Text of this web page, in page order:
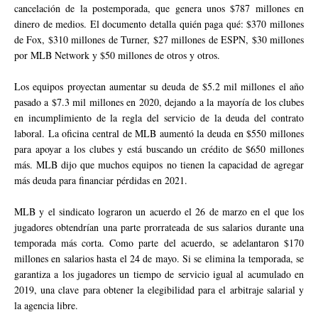
cancelación de la postemporada, que genera unos $787 millones en
dinero de medios. El documento detalla quién paga qué: $370 millones
de Fox, $310 millones de Turner, $27 millones de ESPN, $30 millones
por MLB Network y $50 millones de otros y otros.
Los equipos proyectan aumentar su deuda de $5.2 mil millones el año
pasado a $7.3 mil millones en 2020, dejando a la mayoría de los clubes
en incumplimiento de la regla del servicio de la deuda del contrato
laboral. La oficina central de MLB aumentó la deuda en $550 millones
para apoyar a los clubes y está buscando un crédito de $650 millones
más. MLB dijo que muchos equipos no tienen la capacidad de agregar
más deuda para financiar pérdidas en 2021.
MLB y el sindicato lograron un acuerdo el 26 de marzo en el que los
jugadores obtendrían una parte prorrateada de sus salarios durante una
temporada más corta. Como parte del acuerdo, se adelantaron $170
millones en salarios hasta el 24 de mayo. Si se elimina la temporada, se
garantiza a los jugadores un tiempo de servicio igual al acumulado en
2019, una clave para obtener la elegibilidad para el arbitraje salarial y
la agencia libre.